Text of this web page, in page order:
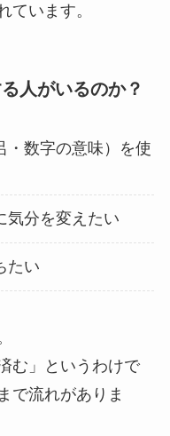
ています。
人がいるのか？
・数字の意味）を使
気分を変えたい
たい
む」というわけで
で流れがありま